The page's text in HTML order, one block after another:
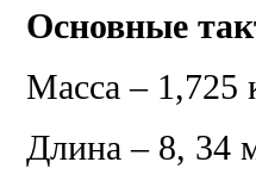
Основные
Масса – 1,725
Длина – 8, 34